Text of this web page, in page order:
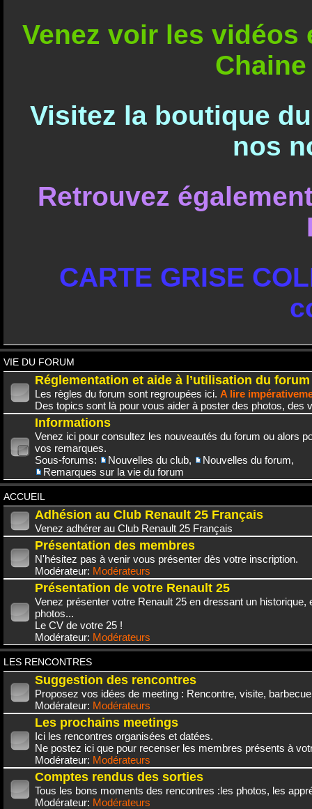
Venez voir les
Visitez la boutique
nos
Retrouvez
CARTE GRISE
VIE DU FORUM
Réglementation et aide à l’utilisation du forum
Les règles du forum sont regroupées ici. A lire
Des topics sont là pour vous aider à poster des photos, des
Informations
Venez ici pour consultez les nouveautés du forum ou alors
vos remarques.
Sous-forums:
Nouvelles du club, Nouvelles du forum,
Remarques sur la vie du forum
ACCUEIL
Adhésion au Club Renault 25 Français
Venez adhérer au Club Renault 25 Français
Présentation des membres
N'hésitez pas à venir vous présenter dès votre inscription.
Modérateur: Modérateurs
Présentation de votre Renault 25
Venez présenter votre Renault 25 en dressant un historique,
photos...
Le CV de votre 25 !
Modérateur: Modérateurs
LES RENCONTRES
Suggestion des rencontres
Proposez vos idées de meeting : Rencontre, visite,
Modérateur: Modérateurs
Les prochains meetings
Ici les rencontres organisées et datées.
Ne postez ici que pour recenser les membres présents à
Modérateur: Modérateurs
Comptes rendus des sorties
Tous les bons moments des rencontres :les photos, les
Modérateur: Modérateurs